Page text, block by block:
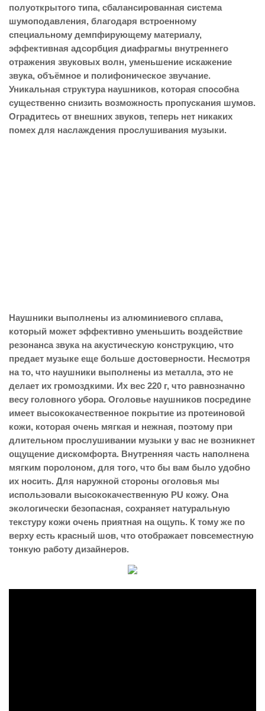
полуоткрытого типа, сбалансированная система
шумоподавления, благодаря встроенному
специальному демпфирующему материалу,
эффективная адсорбция диафрагмы внутреннего
отражения звуковых волн, уменьшение искажение
звука, объёмное и полифоническое звучание.
Уникальная структура наушников, которая способна
существенно снизить возможность пропускания шумов.
Оградитесь от внешних звуков, теперь нет никаких
помех для наслаждения прослушивания музыки.
Наушники выполнены из алюминиевого сплава,
который может эффективно уменьшить воздействие
резонанса звука на акустическую конструкцию, что
предает музыке еще больше достоверности. Несмотря
на то, что наушники выполнены из металла, это не
делает их громоздкими. Их вес 220 г, что равнозначно
весу головного убора. Оголовье наушников посредине
имеет высококачественное покрытие из протеиновой
кожи, которая очень мягкая и нежная, поэтому при
длительном прослушивании музыки у вас не возникнет
ощущение дискомфорта. Внутренняя часть наполнена
мягким поролоном, для того, что бы вам было удобно
их носить. Для наружной стороны оголовья мы
использовали высококачественную PU кожу. Она
экологически безопасная, сохраняет натуральную
текстуру кожи очень приятная на ощупь. К тому же по
верху есть красный шов, что отображает повсеместную
тонкую работу дизайнеров.